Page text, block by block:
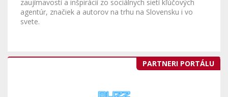
zaujímavostí a inšpirácií zo sociálnych sietí kľúčových
agentúr, značiek a autorov na trhu na Slovensku i vo
svete.
PARTNERI PORTÁLU